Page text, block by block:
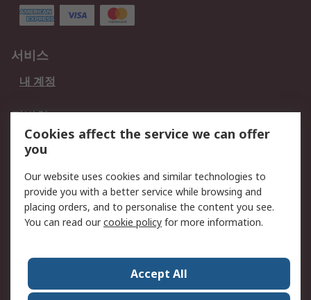
서비스
내 계정
적법한
개인 정보 보호 정책
데이터 보호
웹사이트 사용 약관
회사 소개
RS 계좌 정보
그룹사 RS Group에 대해
한국외 지역
회사 소개
Cookies affect the service we can offer
you
Our website uses cookies and similar technologies to
provide you with a better service while browsing and
placing orders, and to personalise the content you see.
You can read ourcookie policy for more information.
Accept All